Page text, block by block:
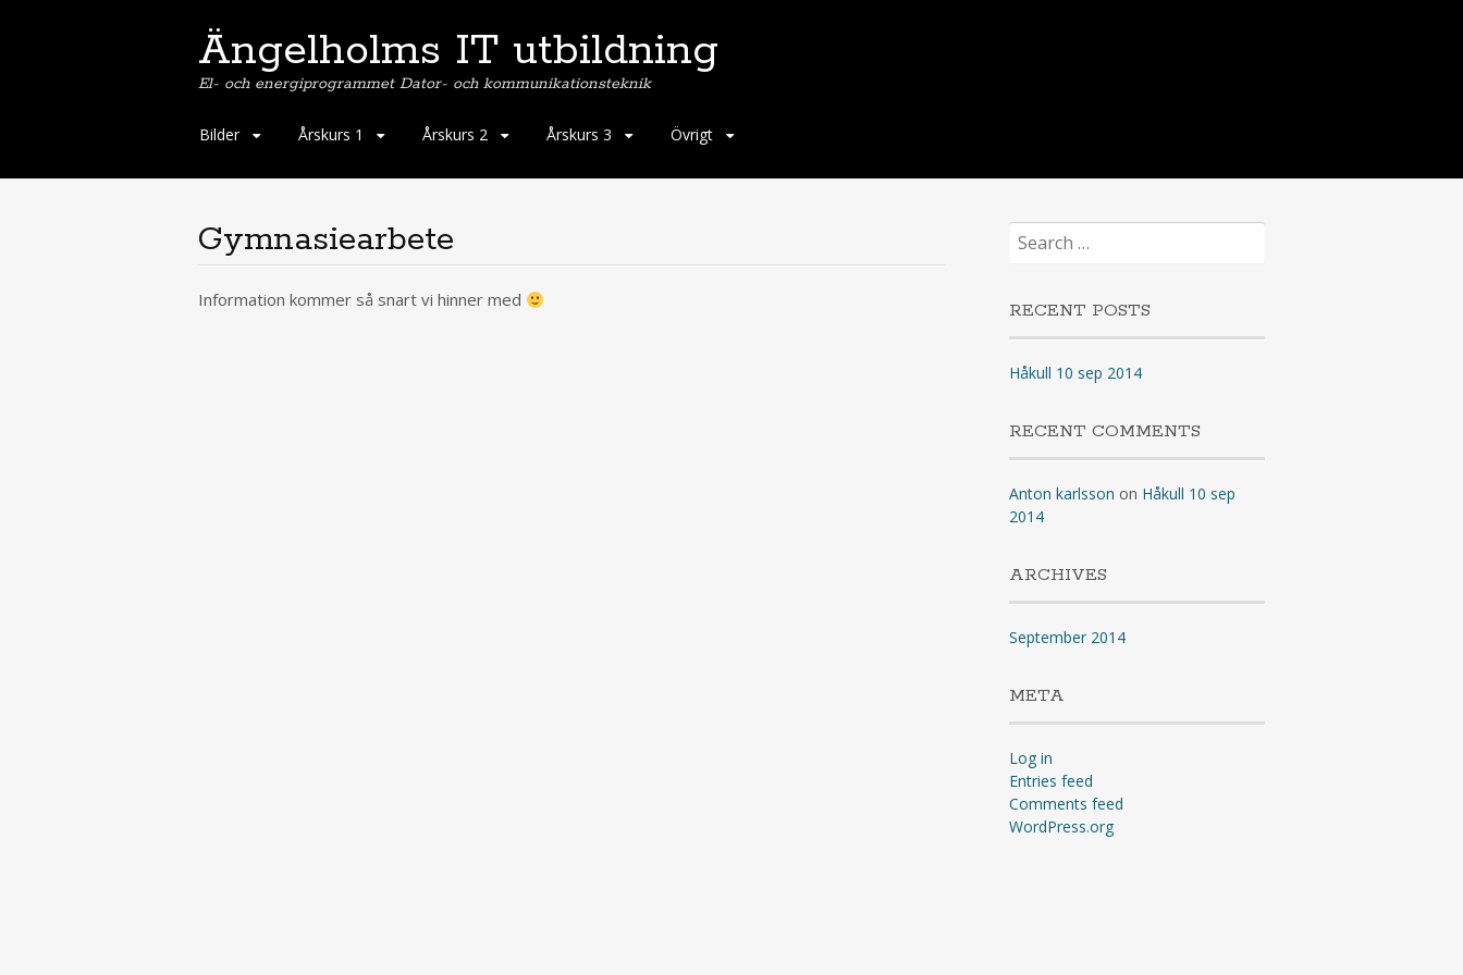
Ängelholms IT utbildning
El- och energiprogrammet Dator- och kommunikationsteknik
Skip
content
Bilder Årskurs 1 Årskurs 2 Årskurs 3 Övrigt
Gymnasiearbete
Information kommer så snart vi hinner med
Search
for:
RECENT POSTS
Håkull 10 sep 2014
RECENT COMMENTS
Anton karlsson on Håkull 10 sep
2014
ARCHIVES
September 2014
META
Log in
Entries feed
Comments feed
WordPress.org